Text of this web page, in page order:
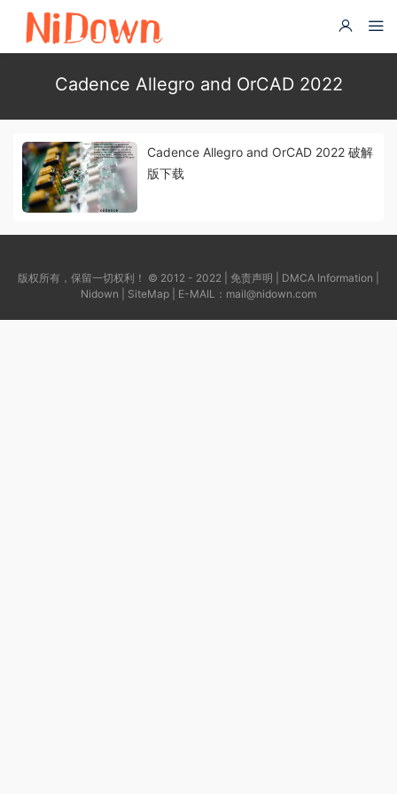
Cadence Allegro and OrCAD 2022
Cadence Allegro and OrCAD 2022 破解
版下载
版权所有，保留一切权利！ © 2012 - 2022 | 免责声明 DMCA Information
Nidown
SiteMap | E-MAIL： mail@nidown.com